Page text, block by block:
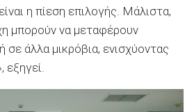
η πίεση επιλογής. Μάλιστα,
μπορούν να μεταφέρουν
σε άλλα μικρόβια, ενισχύοντας